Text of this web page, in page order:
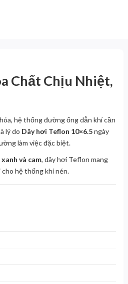
Chất Chịu Nhiệt,
hệ thống đường ống dẫn khí cần
lý do Dây hơi Teflon 10×6.5ngày
làm việc đặc biệt.
và cam, dây hơi Teflon mang
hệ thống khí nén.